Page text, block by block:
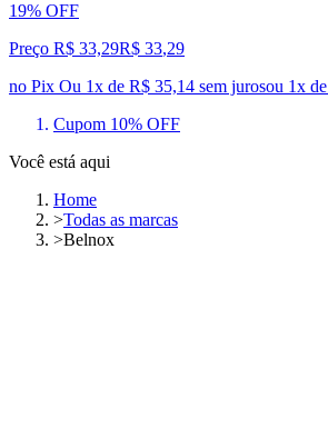
19% OFF
Preço R$ 33,29R$ 33,29
no Pix Ou 1x de R$ 35,14 sem jurosou 1x de
Cupom 10% OFF
Você está aqui
Home
>Todas as marcas
>Belnox